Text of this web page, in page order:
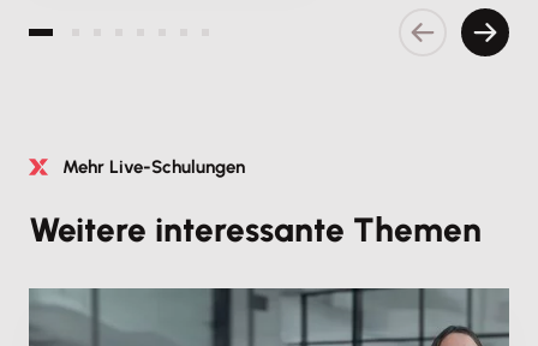
Vorherige
Mehr Live-Schulungen
Weitere interessante Themen
Fachschulung